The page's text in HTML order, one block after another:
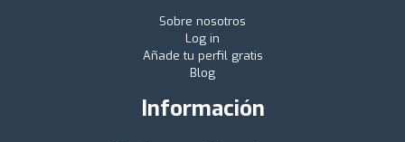
Sobre nosotros
Log in
Añade tu perfil gratis
Blog
Información